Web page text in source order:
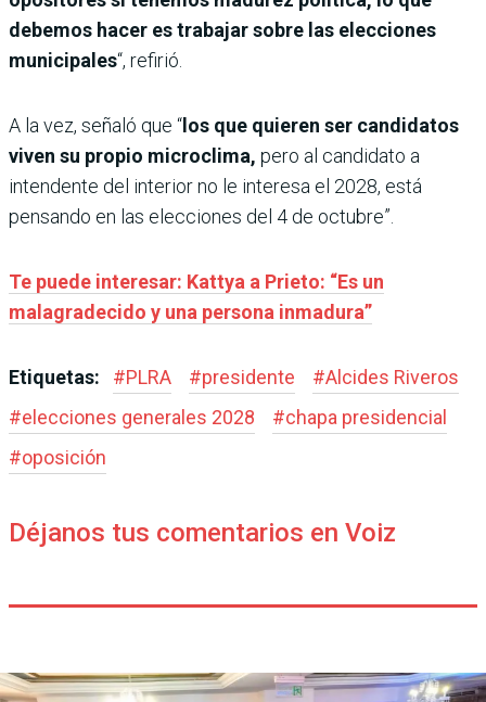
debemos hacer es trabajar sobre las elecciones
municipales“, refirió.
A la vez, señaló que “ los que quieren ser candidatos
viven su propio microclima, pero al candidato a
intendente del interior no le interesa el 2028, está
pensando en las elecciones del 4 de octubre”.
Te puede interesar: Kattya a Prieto: “Es un
malagradecido y una persona inmadura”
Etiquetas: #PLRA #presidente #Alcides Riveros
#elecciones generales 2028 #chapa presidencial
#oposición
Déjanos tus comentarios en Voiz